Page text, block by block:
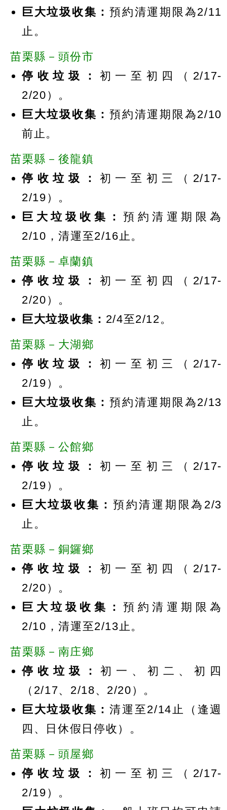
巨大垃圾收集：預約清運期限為2/11
止。
苗栗縣－頭份市
停收垃圾： 初一至初四（2/17-
2/20）。
巨大垃圾收集：預約清運期限為2/10
前止。
苗栗縣－後龍鎮
停收垃圾： 初一至初三（2/17-
2/19）。
巨大垃圾收集： 預約清運期限為
2/10，清運至2/16止。
苗栗縣－卓蘭鎮
停收垃圾： 初一至初四（2/17-
2/20）。
巨大垃圾收集： 2/4至2/12。
苗栗縣－大湖鄉
停收垃圾： 初一至初三（2/17-
2/19）。
巨大垃圾收集：預約清運期限為2/13
止。
苗栗縣－公館鄉
停收垃圾： 初一至初三（2/17-
2/19）。
巨大垃圾收集：預約清運期限為2/3
止。
苗栗縣－銅鑼鄉
停收垃圾： 初一至初四（2/17-
2/20）。
巨大垃圾收集： 預約清運期限為
2/10，清運至2/13止。
苗栗縣－南庄鄉
停收垃圾： 初一、初二、初四
（2/17、2/18、2/20）。
巨大垃圾收集：清運至2/14止（逢週
四、日休假日停收）。
苗栗縣－頭屋鄉
停收垃圾： 初一至初三（2/17-
2/19）。